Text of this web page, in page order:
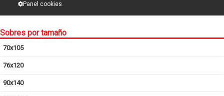
Panel cookies
Sobres por tamaño
70x105
76x120
90x140